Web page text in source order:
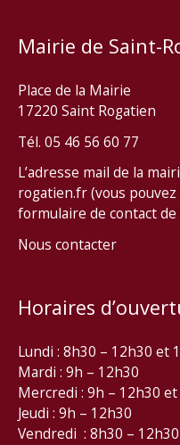
Mairie de Saint-
Place de la Mairie
17220 Saint Rogatien
Tél. 05 46 56 60 77
L’adresse mail de la
rogatien.fr (vous
formulaire de contact de
Nous contacter
Horaires
Lundi : 8h30 – 12h30 et
Mardi : 9h – 12h30
Mercredi : 9h – 12h30
Jeudi : 9h – 12h30
Vendredi : 8h30 –